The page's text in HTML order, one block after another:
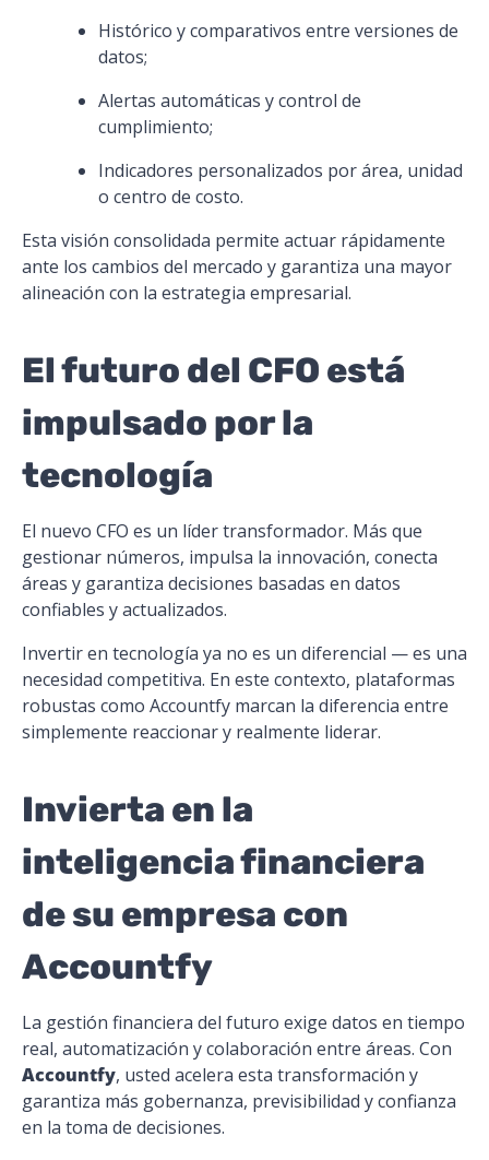
Histórico y comparativos entre versiones de
datos;
Alertas automáticas y control de
cumplimiento;
Indicadores personalizados por área, unidad
o centro de costo.
Esta visión consolidada permite actuar rápidamente
ante los cambios del mercado y garantiza una mayor
alineación con la estrategia empresarial.
El futuro del CFO está
impulsado por la
tecnología
El nuevo CFO es un líder transformador. Más que
gestionar números, impulsa la innovación, conecta
áreas y garantiza decisiones basadas en datos
confiables y actualizados.
Invertir en tecnología ya no es un diferencial — es una
necesidad competitiva. En este contexto, plataformas
robustas como Accountfy marcan la diferencia entre
simplemente reaccionar y realmente liderar.
Invierta en la
inteligencia financiera
de su empresa con
Accountfy
La gestión financiera del futuro exige datos en tiempo
real, automatización y colaboración entre áreas. Con
Accountfy, usted acelera esta transformación y
garantiza más gobernanza, previsibilidad y confianza
en la toma de decisiones.